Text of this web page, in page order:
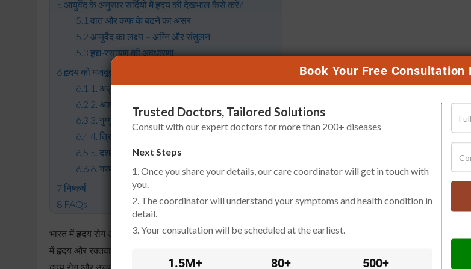
Book Your Free Consultation
Trusted Doctors, Tailored Solutions
Consult with our expert doctors for more than 200+ diseases
Next Steps
1. Once you share your details, our care coordinator will get in touch with
you.
2. The coordinator will understand your symptoms and health condition in
detail.
3. Your consultation will be scheduled at the earliest.
1.5M+ 80+ 500+
आयुर्वेद के अनुसार सर्दियों में हृदय की देखभाल कैसे करें?
वात और कफ के बढ़ने का असर
आयुर्वेद का लक्ष्य – अग्नि और संतुलन
हृद्य-रसायण की अवधारणा
हृदय को मजबूत रखने वाले प्रमुख आयुर्वेदिक उपाय क्या हैं?
1. अर्जुन की छाल
2. अश्वगंधा
3. गुग्गुल
4. त्रिफला और तुलसी
5. दशमूलारिष्ट
6. गरम पेय और आयुर्वेदिक ड्रिंक
निष्कर्ष
FAQs
भारत में हृदय रोग अब सबसे बड़ी स्वास्थ्य चिंताओं में से एक बन चुके हैं। इंस्टीट्यूट फॉर हेल्थ मेट्रिक्स एंड इवैल्यूएशन
में हृदय और रक्तवाहिनी संबंधी बीमारियाँ लाखों लोगों की जान ले रही हैं। वहीं एक शोध यह दर्शाता है कि सर्दियों के महीनों —